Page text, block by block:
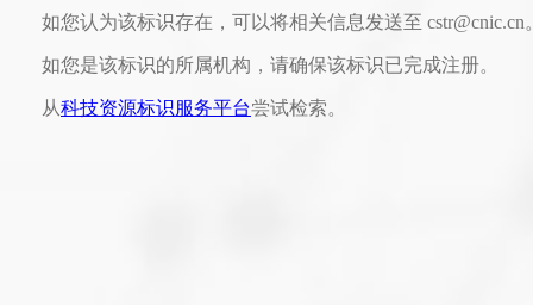
如您认为该标识存在，可以将相关信息发送至 cstr@cnic.cn
如您是该标识的所属机构，请确保该标识已完成注册。
从科技资源标识服务平台尝试检索。